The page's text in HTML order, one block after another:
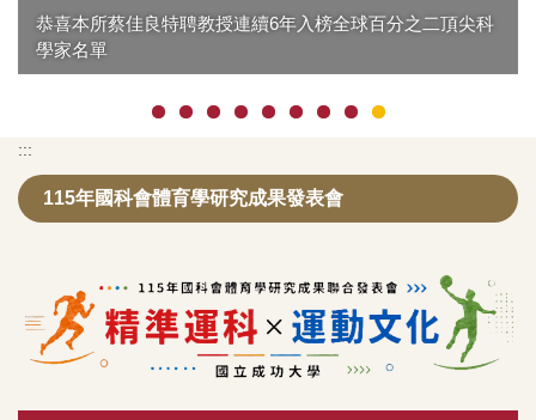
恭喜本所蔡佳良特聘教授連續6年入榜全球百分之二頂尖科
學家名單
:::
115年國科會體育學研究成果發表會